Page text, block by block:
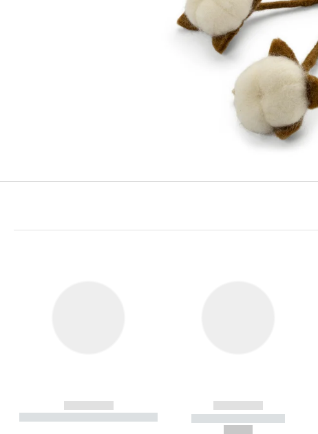
------------
----------- ----------- ----------
------------
----------- -----------